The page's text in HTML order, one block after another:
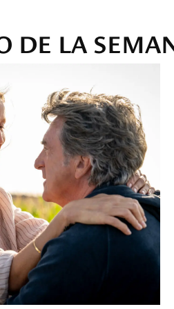
DE LA